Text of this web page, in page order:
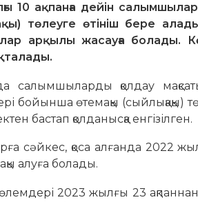
10 ақпанға дейін
төлеуге өтініш бере
арқылы жасауға болады.
салымшыларды қолдау
бойынша өтемақы (сыйлықақы)
бастап қолданысқа енгізілген.
сәйкес, қоса алғанда 2022
алуға болады.
2023 жылғы 23